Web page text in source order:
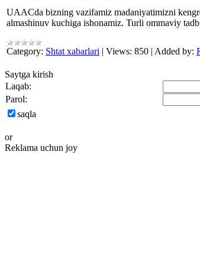
UAACda bizning vazifamiz madaniyatimizni
almashinuv kuchiga ishonamiz. Turli ommaviy
Category: Shtat xabarlari | Views: 850 | Added by:
Saytga kirish
Laqab:
Parol:
saqla
or
Reklama uchun joy